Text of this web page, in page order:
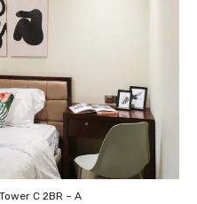
C 2BR – A